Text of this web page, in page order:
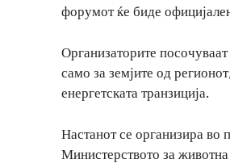
форумот ќе биде
Организаторите
само за земјите од
енергетската транзиција.
Настанот се организира во
Министерството за